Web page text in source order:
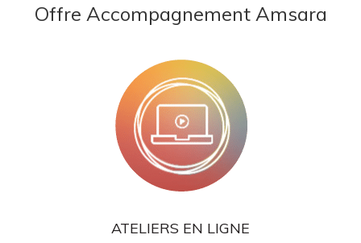
Offre Accompagnement Amsara
ATELIERS EN LIGNE